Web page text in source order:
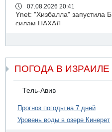
07.08.2026 20:41
Ynet: "Хизбалла" запустила
силам ЦАХАЛ
ДТП в Ашдоде: тяжело
07.08.2026 19:14
Скончался водитель,
Иерусалиме
07.08.2026 17:57
Подозреваемый в
Дахан
07.08.2026 17:55
ПОГОДА В ИЗРАИЛЕ
Тель-Авив
Прогноз погоды на 7 дней
Уровень воды в озере Кинерет